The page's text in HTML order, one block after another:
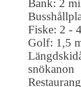
Bank: 2
Fiske: 2 -
Golf: 1,5
snökanon